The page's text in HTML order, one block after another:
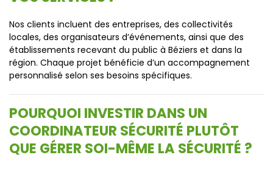
Nos clients incluent des entreprises, des collectivités
locales, des organisateurs d’événements, ainsi que des
établissements recevant du public à Béziers et dans la
région. Chaque projet bénéficie d’un accompagnement
personnalisé selon ses besoins spécifiques.
POURQUOI INVESTIR DANS UN
COORDINATEUR SÉCURITÉ PLUTÔT
QUE GÉRER SOI-MÊME LA SÉCURITÉ ?